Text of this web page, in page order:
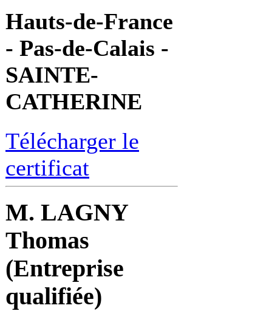
Hauts-de-France
- Pas-de-Calais -
SAINTE-
CATHERINE
Télécharger le
certificat
M. LAGNY
Thomas
(Entreprise
qualifiée)